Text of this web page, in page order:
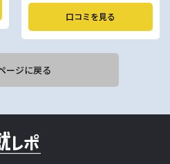
口コミを見る
ージに戻る